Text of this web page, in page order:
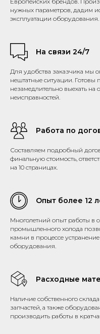
нужных параметров, дадим
эксплуатации оборудования.
На связи 24/7
Для удобства заказчика мы
нештатные ситуации. Готовы
незамедлительно выехать на
неисправностей.
Работа по
Составляем подробный
финальную стоимость,
на 10 страницах.
Опыт более 12
Многолетний опыт работы в
промышленного холода
камни в процессе
оборудования.
Расходные
Наличие собственного
запчастей, а также
производить работы в